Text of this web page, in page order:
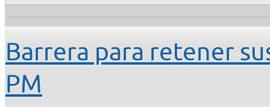
Barrera para retener
PM